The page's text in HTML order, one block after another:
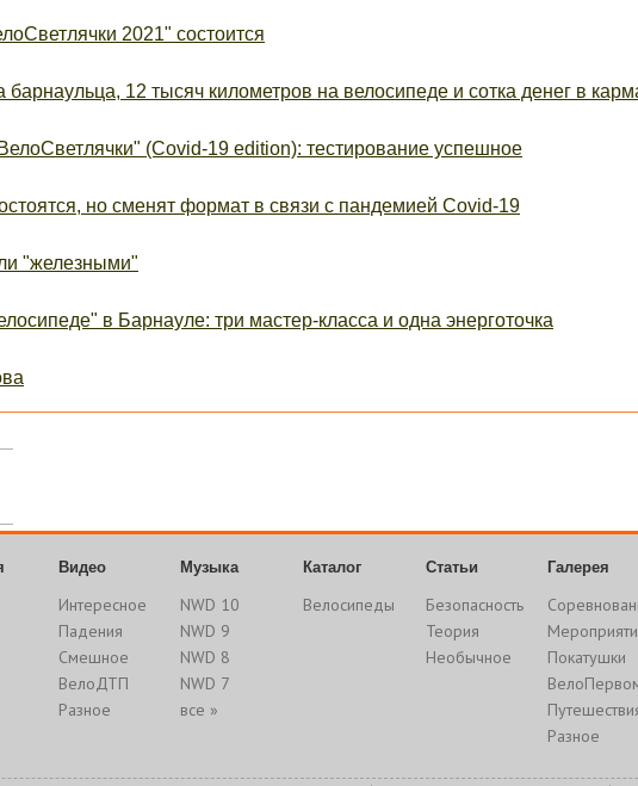
2021" состоится
12 тысяч километров на велосипеде и сотка денег в
(Covid-19 edition): тестирование успешное
но сменят формат в связи с пандемией Covid-19
"железными"
в Барнауле: три мастер-класса и одна энерготочка
Видео
Интересное
Падения
Смешное
ВелоДТП
Разное
Музыка
NWD 10
NWD 9
NWD 8
NWD 7
все »
Каталог
Велосипеды
Статьи
Безопасность
Теория
Необычное
Галерея
Покатушки
Разное